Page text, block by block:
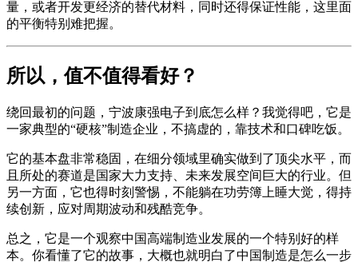
量，或者开发更经济的替代材料，同时还得保证性能，这里面
的平衡特别难把握。
所以，值不值得看好？
绕回最初的问题，宁波康强电子到底怎么样？我觉得吧，它是
一家典型的“硬核”制造企业，不搞虚的，靠技术和口碑吃饭。
它的基本盘非常稳固，在细分领域里确实做到了顶尖水平，而
且所处的赛道是国家大力支持、未来发展空间巨大的行业。但
另一方面，它也得时刻警惕，不能躺在功劳簿上睡大觉，得持
续创新，应对周期波动和残酷竞争。
总之，它是一个观察中国高端制造业发展的一个特别好的样
本。你看懂了它的故事，大概也就明白了中国制造是怎么一步